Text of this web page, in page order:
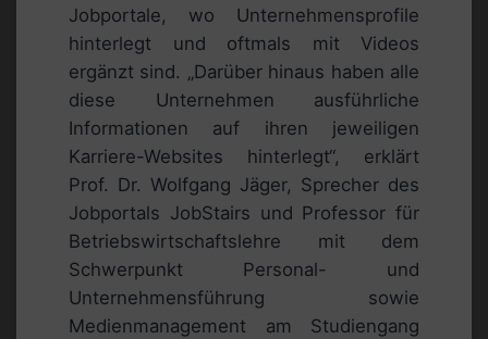
Jobportale, wo Unternehmensprofile
hinterlegt und oftmals mit Videos
ergänzt sind. „Darüber hinaus haben alle
diese Unternehmen ausführliche
Informationen auf ihren jeweiligen
Karriere-Websites hinterlegt“, erklärt
Prof. Dr. Wolfgang Jäger, Sprecher des
Jobportals JobStairs und Professor für
Betriebswirtschaftslehre mit dem
Schwerpunkt Personal- und
Unternehmensführung sowie
Medienmanagement am Studiengang